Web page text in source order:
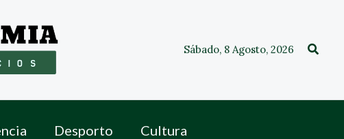
Sábado, 8 Agosto, 2026
Desporto Cultura